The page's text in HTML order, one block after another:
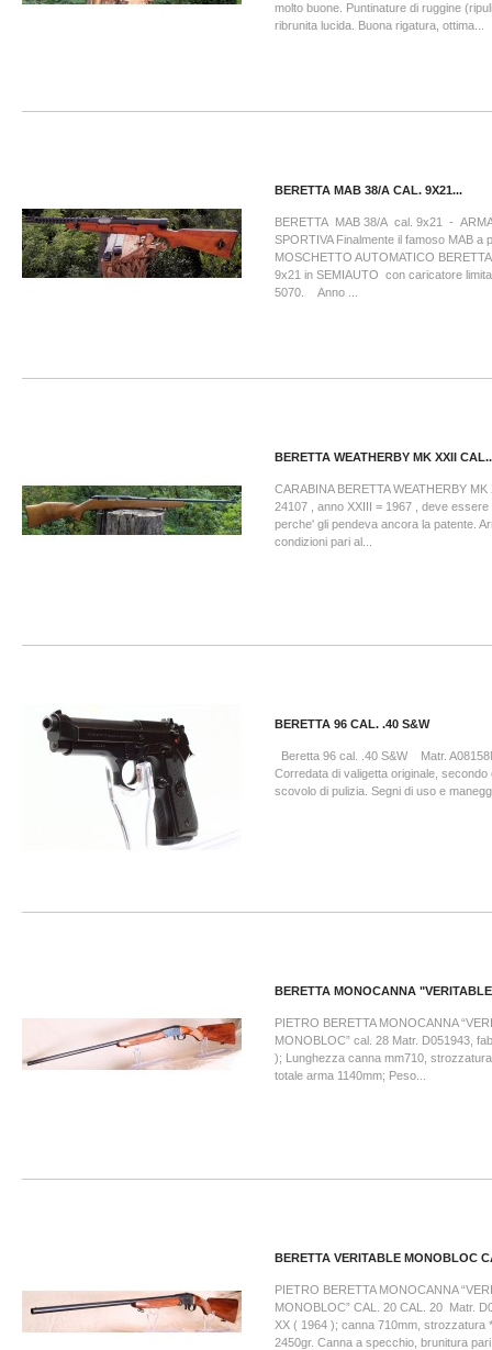
molto buone. Puntinature di ruggine
ribrunita lucida. Buona rigatura, ottima...
BERETTA MAB 38/A CAL. 9X21...
BERETTA MAB 38/A cal. 9x21 -
SPORTIVA Finalmente il famoso MAB a
MOSCHETTO AUTOMATICO
9x21 in SEMIAUTO con caricatore
5070. Anno ...
BERETTA WEATHERBY MK XXII
CARABINA BERETTA WEATHERBY
24107 , anno XXIII = 1967 , deve essere
perche' gli pendeva ancora la patente.
condizioni pari al...
BERETTA 96 CAL. .40 S&W
Beretta 96 cal. .40 S&W Matr.
Corredata di valigetta originale, secondo
scovolo di pulizia. Segni di uso e
BERETTA MONOCANNA
PIETRO BERETTA MONOCANNA
MONOBLOC” cal. 28 Matr. D051943,
); Lunghezza canna mm710,
totale arma 1140mm; Peso...
BERETTA VERITABLE MONOBLOC
PIETRO BERETTA MONOCANNA
MONOBLOC” CAL. 20 CAL. 20 Matr.
XX ( 1964 ); canna 710mm, strozzatura
2450gr. Canna a specchio, brunitura